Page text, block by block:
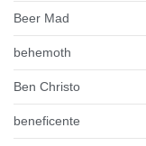
Beer Mad
behemoth
Ben Christo
beneficente